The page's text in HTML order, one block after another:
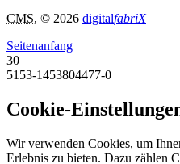
CMS, © 2026 digitalfabriX
Seitenanfang
30
5153-1453804477-0
Cookie-
Wir verwenden Cookies, um
Erlebnis zu bieten. Dazu zählen